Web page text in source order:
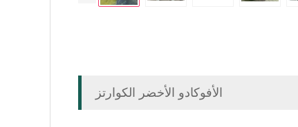
الأفوكادو الأخضر الكوارتز